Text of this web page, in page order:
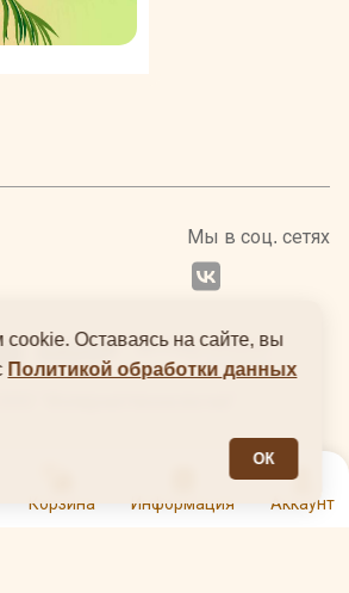
Корзина Информация Аккаунт
Мы в соц. сетях
Оставаясь на сайте, вы
Политикой обработки данных
ОК